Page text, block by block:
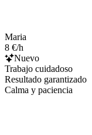
Maria
8 €/h
Nuevo
Trabajo cuidadoso
Resultado garantizado
Calma y paciencia